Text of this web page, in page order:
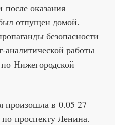
после оказания
отпущен домой.
безопасности
работы
Нижегородской
в 0.05 27
проспекту Ленина.